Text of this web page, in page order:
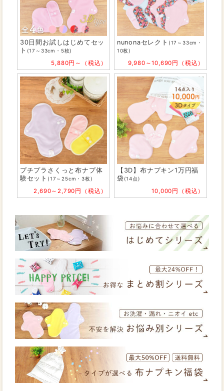
30日間お試しはじめてセッ
ト (17～33cm・5枚)
5,880円～（税込）
nunonaセレクト (17～33cm・
10枚)
9,980～10,690円（税込）
プチプラさくっと布ナプ体
験セット (17～25cm・3枚)
2,690～2,790円（税込）
【3D】布ナプキン1万円福
袋(14点)
10,000円（税込）